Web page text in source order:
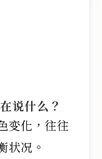
说什么？
变化，往往
状况。